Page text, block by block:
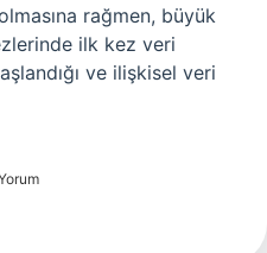
rağmen, büyük
ilk kez veri
ve ilişkisel veri